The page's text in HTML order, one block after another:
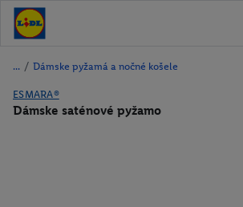
/ Dámske pyžamá a nočné košele
ESMARA®
Dámske saténové pyžamo